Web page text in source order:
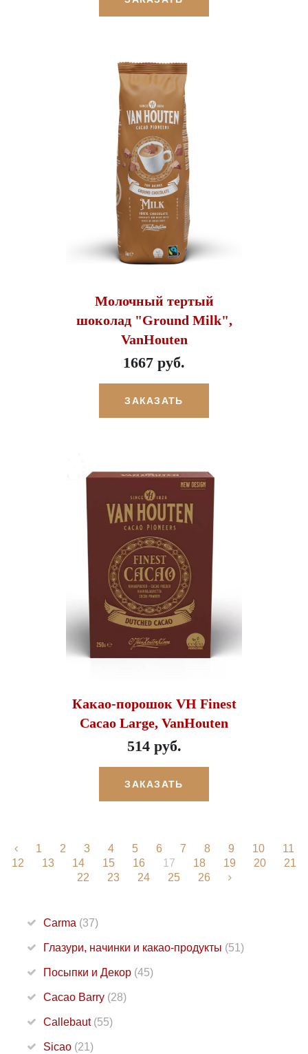
Молочный тертый
шоколад "Ground Milk",
VanHouten
1667 руб.
ЗАКАЗАТЬ
Какао-порошок VH Finest
Cacao Large, VanHouten
514 руб.
ЗАКАЗАТЬ
1 2 3 4 5 6 7 8 9 10
11
12
13 14 15 16 17 18 19 20
21
22
23 24 25 26
Carma (37)
Глазури, начинки и какао-продукты (51)
Посыпки и Декор (45)
Cacao Barry (28)
Callebaut (55)
Sicao (21)